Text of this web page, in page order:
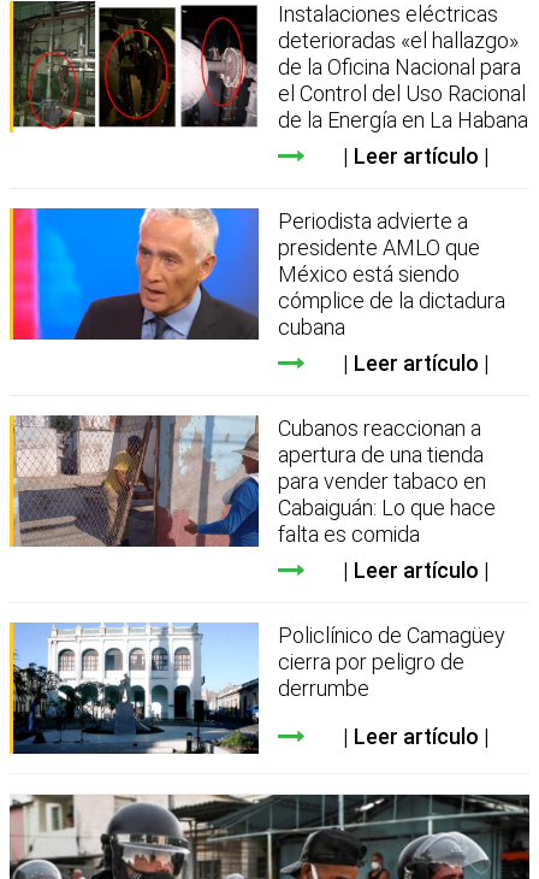
Instalaciones eléctricas
deterioradas «el hallazgo»
de la Oficina Nacional para
el Control del Uso Racional
de la Energía en La Habana
Leer artículo
Periodista advierte a
presidente AMLO que
México está siendo
cómplice de la dictadura
cubana
Leer artículo
Cubanos reaccionan a
apertura de una tienda
para vender tabaco en
Cabaiguán: Lo que hace
falta es comida
Leer artículo
Policlínico de Camagüey
cierra por peligro de
derrumbe
Leer artículo